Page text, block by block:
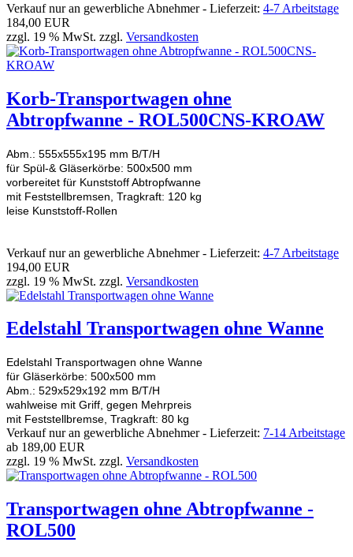
Verkauf nur an gewerbliche Abnehmer - Lieferzeit: 4-7 Arbeitstage
184,00 EUR
zzgl. 19 % MwSt. zzgl. Versandkosten
Korb-Transportwagen ohne
Abtropfwanne - ROL500CNS-KROAW
Abm.: 555x555x195 mm B/T/H
für Spül-& Gläserkörbe: 500x500 mm
vorbereitet für Kunststoff Abtropfwanne
mit Feststellbremsen, Tragkraft: 120 kg
leise Kunststoff-Rollen
Verkauf nur an gewerbliche Abnehmer - Lieferzeit: 4-7 Arbeitstage
194,00 EUR
zzgl. 19 % MwSt. zzgl. Versandkosten
Edelstahl Transportwagen ohne Wanne
Edelstahl Transportwagen ohne Wanne
für Gläserkörbe: 500x500 mm
Abm.: 529x529x192 mm B/T/H
wahlweise mit Griff, gegen Mehrpreis
mit Feststellbremse, Tragkraft: 80 kg
Verkauf nur an gewerbliche Abnehmer - Lieferzeit: 7-14 Arbeitstage
ab 189,00 EUR
zzgl. 19 % MwSt. zzgl. Versandkosten
Transportwagen ohne Abtropfwanne -
ROL500